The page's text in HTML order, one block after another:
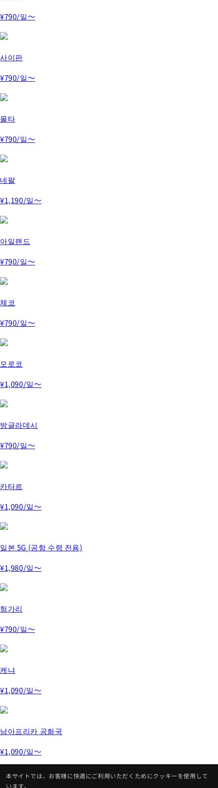
本サイトでは、お客様に快適にご利用いただくためにクッキーを使用して
います。
¥790/일～
사이판
¥790/일～
몰타
¥790/일～
네팔
¥1,190/일～
아일랜드
¥790/일～
체코
¥790/일～
모로코
¥1,090/일～
방글라데시
¥790/일～
카타르
¥1,090/일～
일본 5G (공항 수령 전용)
¥1,980/일～
헝가리
¥790/일～
케냐
¥1,090/일～
남아프리카 공화국
¥1,090/일～